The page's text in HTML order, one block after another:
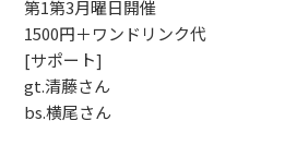
第1第3月曜日開催
1500円＋ワンドリンク代
[サポート]
gt.清藤さん
bs.横尾さん